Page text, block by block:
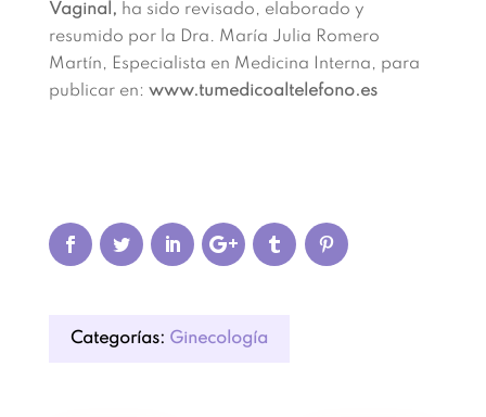
Vaginal, ha sido revisado, elaborado y
resumido por la Dra. María Julia Romero
Martín, Especialista en Medicina Interna, para
publicar en: www.tumedicoaltelefono.es
Categorías: Ginecología